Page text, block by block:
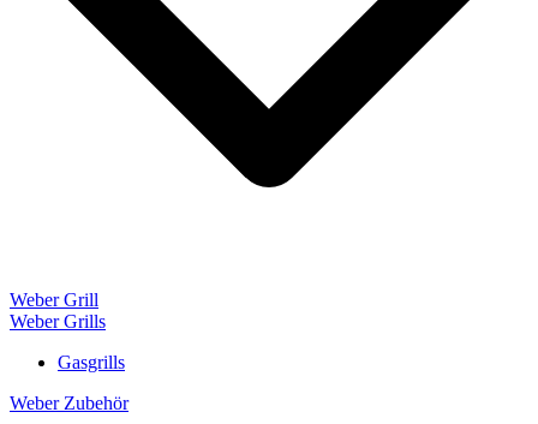
Weber Grill
Weber Grills
Gasgrills
Weber Zubehör